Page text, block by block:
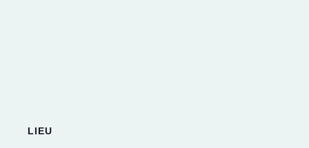
LIEU